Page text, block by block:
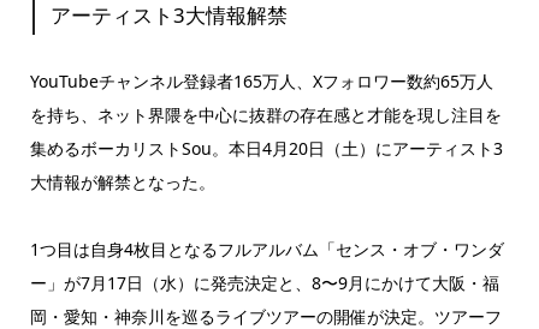
アーティスト3大情報解禁
YouTubeチャンネル登録者165万人、Xフォロワー数約65万人
を持ち、ネット界隈を中心に抜群の存在感と才能を現し注目を
集めるボーカリストSou。本日4月20日（土）にアーティスト3
大情報が解禁となった。
1つ目は自身4枚目となるフルアルバム「センス・オブ・ワンダ
ー」が7月17日（水）に発売決定と、8〜9月にかけて大阪・福
岡・愛知・神奈川を巡るライブツアーの開催が決定。ツアーフ